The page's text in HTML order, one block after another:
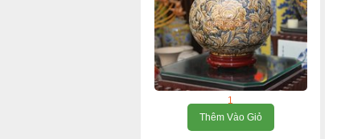
1
Thêm Vào Giỏ